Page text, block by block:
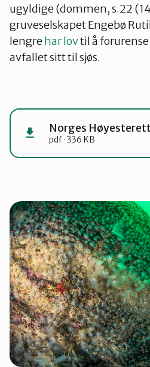
ugyldige (dommen, s.22
gruveselskapet Engebø
lengrehar lovtil å
avfallet sitt til sjøs.
Norges
pdf · 336 KB